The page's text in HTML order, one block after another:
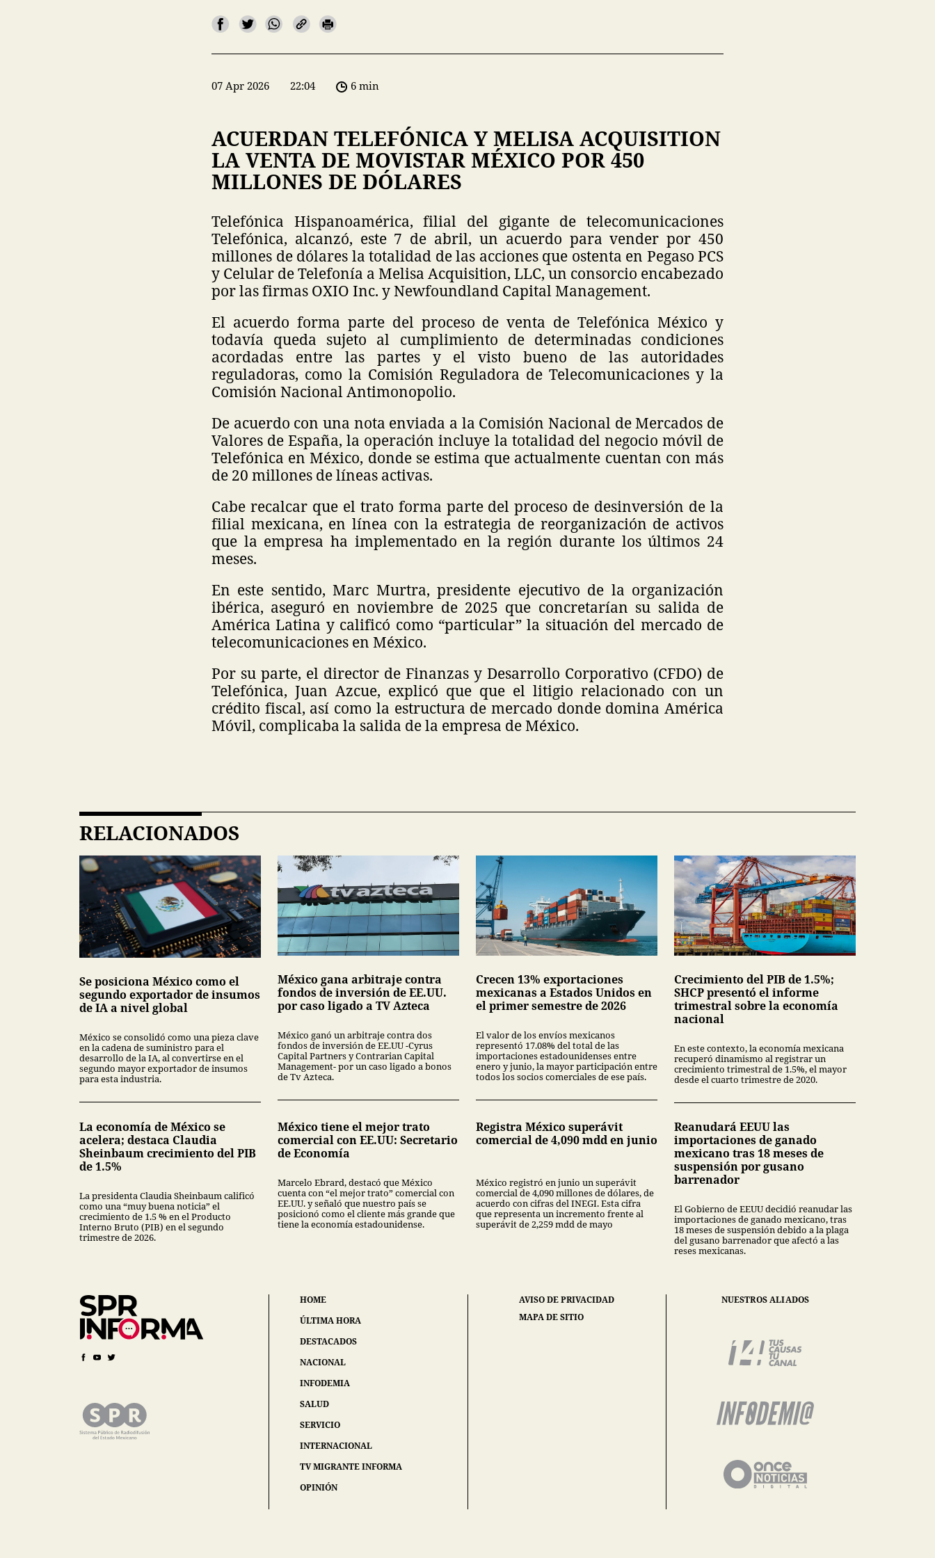
07 Apr 2026 22:04 6 min
ACUERDAN TELEFÓNICA Y MELISA ACQUISITION
LA VENTA DE MOVISTAR MÉXICO POR 450
MILLONES DE DÓLARES
Telefónica Hispanoamérica, filial del gigante de telecomunicaciones
Telefónica, alcanzó, este 7 de abril, un acuerdo para vender por 450
millones de dólares la totalidad de las acciones que ostenta en Pegaso PCS
y Celular de Telefonía a Melisa Acquisition, LLC, un consorcio encabezado
por las firmas OXIO Inc. y Newfoundland Capital Management.
El acuerdo forma parte del proceso de venta de Telefónica México y
todavía queda sujeto al cumplimiento de determinadas condiciones
acordadas entre las partes y el visto bueno de las autoridades
reguladoras, como la Comisión Reguladora de Telecomunicaciones y la
Comisión Nacional Antimonopolio.
De acuerdo con una nota enviada a la Comisión Nacional de Mercados de
Valores de España, la operación incluye la totalidad del negocio móvil de
Telefónica en México, donde se estima que actualmente cuentan con más
de 20 millones de líneas activas.
Cabe recalcar que el trato forma parte del proceso de desinversión de la
filial mexicana, en línea con la estrategia de reorganización de activos
que la empresa ha implementado en la región durante los últimos 24
meses.
En este sentido, Marc Murtra, presidente ejecutivo de la organización
ibérica, aseguró en noviembre de 2025 que concretarían su salida de
América Latina y calificó como “particular” la situación del mercado de
telecomunicaciones en México.
Por su parte, el director de Finanzas y Desarrollo Corporativo (CFDO) de
Telefónica, Juan Azcue, explicó que que el litigio relacionado con un
crédito fiscal, así como la estructura de mercado donde domina América
Móvil, complicaba la salida de la empresa de México.
RELACIONADOS
Se posiciona México como el
segundo exportador de insumos
de IA a nivel global
México se consolidó como una pieza clave
en la cadena de suministro para el
desarrollo de la IA, al convertirse en el
segundo mayor exportador de insumos
para esta industria.
México gana arbitraje contra
fondos de inversión de EE.UU.
por caso ligado a TV Azteca
México ganó un arbitraje contra dos
fondos de inversión de EE.UU -Cyrus
Capital Partners y Contrarian Capital
Management- por un caso ligado a bonos
de Tv Azteca.
Crecen 13% exportaciones
mexicanas a Estados Unidos en
el primer semestre de 2026
El valor de los envíos mexicanos
representó 17.08% del total de las
importaciones estadounidenses entre
enero y junio, la mayor participación entre
todos los socios comerciales de ese país.
Crecimiento del PIB de 1.5%;
SHCP presentó el informe
trimestral sobre la economía
nacional
En este contexto, la economía mexicana
recuperó dinamismo al registrar un
crecimiento trimestral de 1.5%, el mayor
desde el cuarto trimestre de 2020.
La economía de México se
acelera; destaca Claudia
Sheinbaum crecimiento del PIB
de 1.5%
La presidenta Claudia Sheinbaum calificó
como una “muy buena noticia” el
crecimiento de 1.5 % en el Producto
Interno Bruto (PIB) en el segundo
trimestre de 2026.
México tiene el mejor trato
comercial con EE.UU: Secretario
de Economía
Marcelo Ebrard, destacó que México
cuenta con “el mejor trato” comercial con
EE.UU. y señaló que nuestro país se
posicionó como el cliente más grande que
tiene la economía estadounidense.
Registra México superávit
comercial de 4,090 mdd en junio
México registró en junio un superávit
comercial de 4,090 millones de dólares, de
acuerdo con cifras del INEGI. Esta cifra
que representa un incremento frente al
superávit de 2,259 mdd de mayo
Reanudará EEUU las
importaciones de ganado
mexicano tras 18 meses de
suspensión por gusano
barrenador
El Gobierno de EEUU decidió reanudar las
importaciones de ganado mexicano, tras
18 meses de suspensión debido a la plaga
del gusano barrenador que afectó a las
reses mexicanas.
HOME
ÚLTIMA HORA
DESTACADOS
NACIONAL
INFODEMIA
SALUD
SERVICIO
INTERNACIONAL
TV MIGRANTE INFORMA
OPINIÓN
AVISO DE PRIVACIDAD
MAPA DE SITIO
NUESTROS ALIADOS